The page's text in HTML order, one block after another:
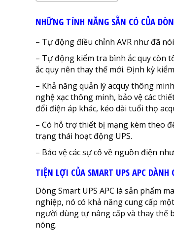
NHỮNG TÍNH NĂNG SẴN CÓ CỦA
– Tự động điều chỉnh AVR như đã
– Tự động kiểm tra bình ắc quy còn
ắc quy nên thay thế mới. Định kỳ
– Khả năng quản lý acquy thông
nghệ xạc thông minh, bảo vệ các
đổi điện áp khác, kéo dài tuổi thọ
– Có hỗ trợ thiết bị mạng kèm theo
trạng thái hoạt động UPS.
– Bảo vệ các sự cố về nguồn điện
TIỆN LỢI CỦA SMART UPS APC DÀNH
Dòng Smart UPS APC là sản phẩm
nghiệp, nó có khả năng cung cấp
người dùng tự nâng cấp và thay thế
nóng.